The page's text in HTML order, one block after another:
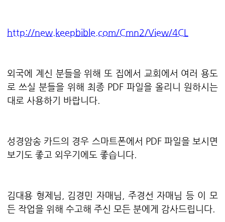
http://new.keepbible.com/Cmn2/View/4CL
외국에 계신 분들을 위해 또 집에서 교회에서 여러 용도
로 쓰실 분들을 위해 최종 PDF 파일을 올리니 원하시는
대로 사용하기 바랍니다.
성경암송 카드의 경우 스마트폰에서 PDF 파일을 보시면
보기도 좋고 외우기에도 좋습니다.
김대용 형제님, 김경민 자매님, 주경선 자매님 등 이 모
든 작업을 위해 수고해 주신 모든 분에게 감사드립니다.